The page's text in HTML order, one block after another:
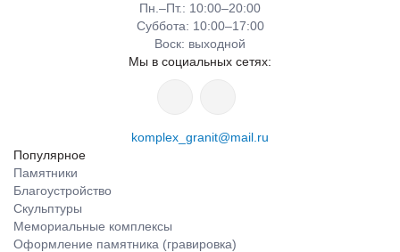
Пн.–Пт.: 10:00–20:00​​
Суббота: 10:00–17:00
​Воск: выходной
Мы в социальных сетях:
komplex_granit@mail.ru
Популярное
Памятники
Благоустройство
Скульптуры
Мемориальные комплексы
Оформление памятника (гравировка)